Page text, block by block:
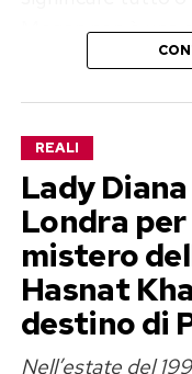
Megan non è una
del corpo di ballo
Elodie,
triangolo
Megan Ria è un
televisivo. Dopo
Expressed è
con cui aveva già
REALI
Lady
Londra
mistero
Hasnat
destino di
Nell’estate del